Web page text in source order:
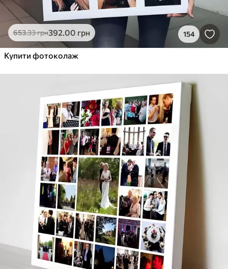
653.33грн392.00 грн 154
Купити фотоколаж